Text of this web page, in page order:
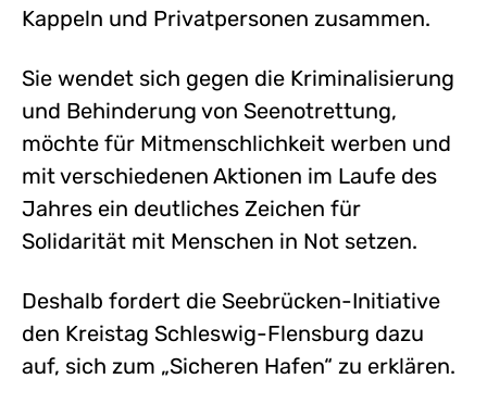
Kappeln und Privatpersonen zusammen.
Sie wendet sich gegen die Kriminalisierung
und Behinderung von Seenotrettung,
möchte für Mitmenschlichkeit werben und
mit verschiedenen Aktionen im Laufe des
Jahres ein deutliches Zeichen für
Solidarität mit Menschen in Not setzen.
Deshalb fordert die Seebrücken-Initiative
den Kreistag Schleswig-Flensburg dazu
auf, sich zum „Sicheren Hafen“ zu erklären.